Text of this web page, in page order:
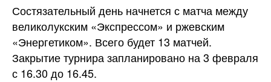
Состязательный день начнется с матча между
великолукским «Экспрессом» и ржевским
«Энергетиком». Всего будет 13 матчей.
Закрытие турнира запланировано на 3 февраля
с 16.30 до 16.45.